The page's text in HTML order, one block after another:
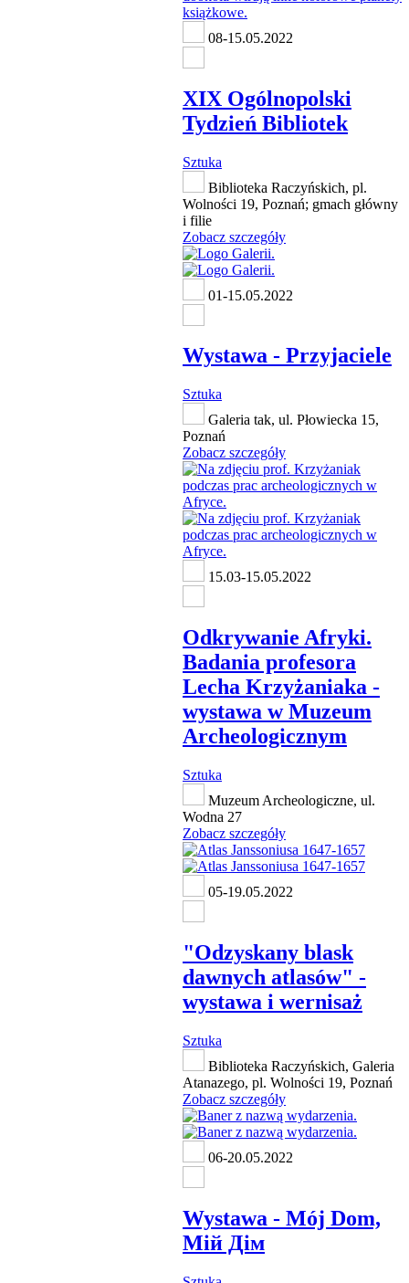
08-15.05.2022
XIX Ogólnopolski
Tydzień Bibliotek
Sztuka
Biblioteka Raczyńskich, pl.
Wolności 19, Poznań; gmach główny
i filie
Zobacz szczegóły
01-15.05.2022
Wystawa - Przyjaciele
Sztuka
Galeria tak, ul. Płowiecka 15,
Poznań
Zobacz szczegóły
15.03-15.05.2022
Odkrywanie Afryki.
Badania profesora
Lecha Krzyżaniaka -
wystawa w Muzeum
Archeologicznym
Sztuka
Muzeum Archeologiczne, ul.
Wodna 27
Zobacz szczegóły
05-19.05.2022
"Odzyskany blask
dawnych atlasów" -
wystawa i wernisaż
Sztuka
Biblioteka Raczyńskich, Galeria
Atanazego, pl. Wolności 19, Poznań
Zobacz szczegóły
06-20.05.2022
Wystawa - Mój Dom,
Мій Дім